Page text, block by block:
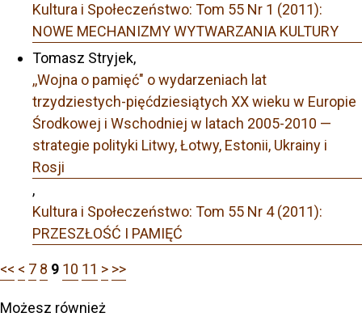
Kultura i Społeczeństwo: Tom 55 Nr 1 (2011):
NOWE MECHANIZMY WYTWARZANIA KULTURY
Tomasz Stryjek,
,,Wojna o pamięć" o wydarzeniach lat
trzydziestych-pięćdziesiątych XX wieku w Europie
Środkowej i Wschodniej w latach 2005-2010 —
strategie polityki Litwy, Łotwy, Estonii, Ukrainy i
Rosji
,
Kultura i Społeczeństwo: Tom 55 Nr 4 (2011):
PRZESZŁOŚĆ I PAMIĘĆ
<< < 7 8 9 10 11 > >>
Możesz również